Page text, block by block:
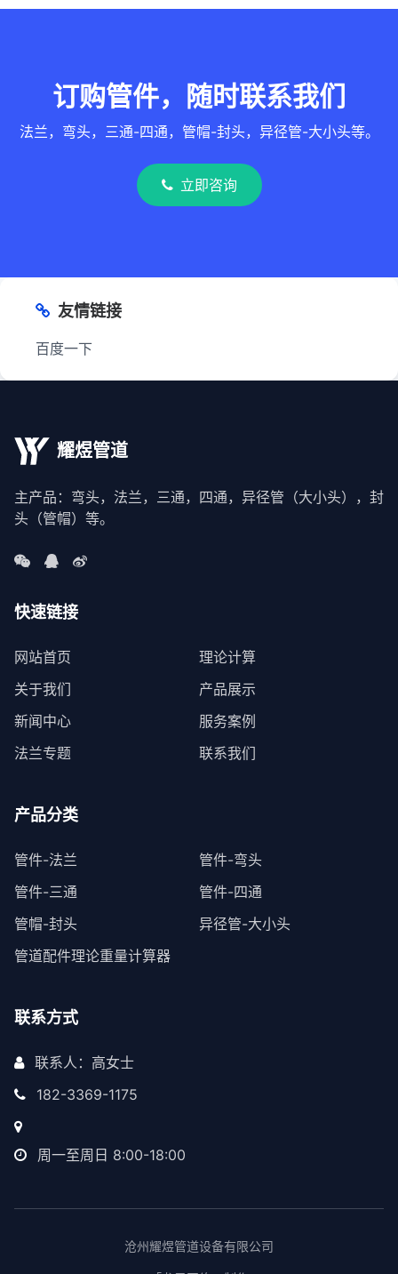
订购管件，随时联系我们
法兰，弯头，三通-四通，管帽-封头，异径管-大小头等。
立即咨询
友情链接
百度一下
耀煜管道
主产品：弯头，法兰，三通，四通，异径管（大小头），封
头（管帽）等。
快速链接
网站首页
理论计算
关于我们
产品展示
新闻中心
服务案例
法兰专题
联系我们
产品分类
管件-法兰
管件-弯头
管件-三通
管件-四通
管帽-封头
异径管-大小头
管道配件理论重量计算器
联系方式
联系人：高女士
182-3369-1175
周一至周日 8:00-18:00
沧州耀煜管道设备有限公司